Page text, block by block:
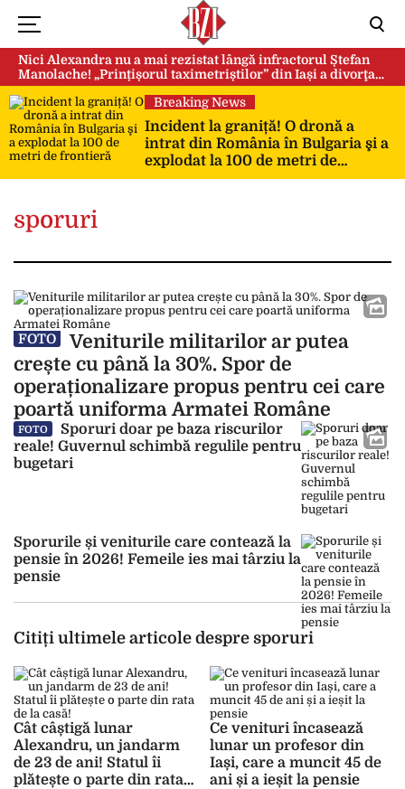
Nici Alexandra nu a mai rezistat lângă infractorul Ștefan
Manolache! „Prințișorul taximetriștilor” din Iași a divorţat
după doi ani de căsnicie
Breaking News
Incident la graniță! O dronă a
intrat din România în Bulgaria şi a
explodat la 100 de metri de
frontieră
sporuri
FOTO
Veniturile militarilor ar putea
crește cu până la 30%. Spor de
operaționalizare propus pentru cei care
poartă uniforma Armatei Române
FOTO
Sporuri doar pe baza riscurilor
reale! Guvernul schimbă regulile pentru
bugetari
Sporurile și veniturile care contează la
pensie în 2026! Femeile ies mai târziu la
pensie
Citiți ultimele articole despre sporuri
Cât câștigă lunar
Alexandru, un jandarm
de 23 de ani! Statul îi
plătește o parte din rata
Ce venituri încasează
lunar un profesor din
Iași, care a muncit 45 de
ani și a ieșit la pensie